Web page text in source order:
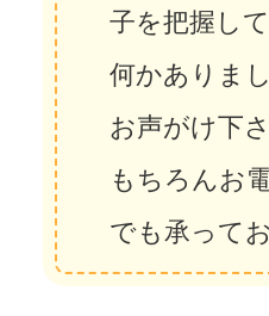
子を把握し
何かありま
お声がけ下さ
もちろんお
でも承って